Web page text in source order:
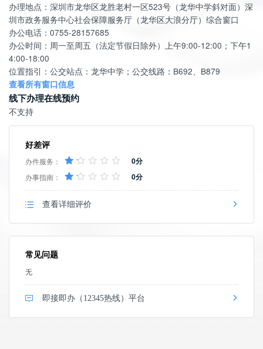
办理地点：深圳市龙华区龙胜老村一区523号（龙华中学斜对面）深
圳市政务服务中心社会保障服务厅（龙华区大浪分厅）综合窗口
办公电话：0755-28157685
办公时间：周一至周五（法定节假日除外）上午9:00-12:00；下午1
4:00-18:00
位置指引：公交站点：龙华中学；公交线路：B692、B879
查看所有窗口信息
线下办理在线预约
不支持
好差评
办件服务： 0分
办事指南： 0分
查看详细评价
常见问题
无
即接即办（12345热线）平台